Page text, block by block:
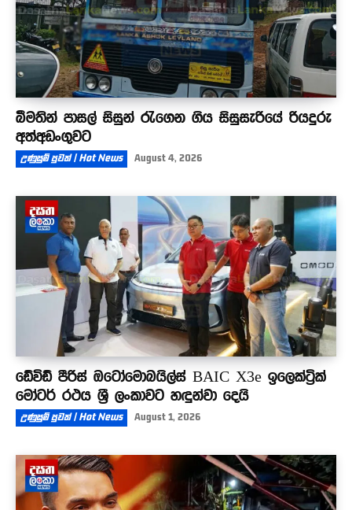
බීමතින් පාසල් සිසුන් රැගෙන ගිය සිසුසැරියේ රියදුරු
අත්අඩංගුවට
උණුසුම් පුවත් | Hot News August 4, 2026
ඩේවිඩ් පීරිස් ඔටෝමොබයිල්ස් BAIC X3e ඉලෙක්ට්‍රික්
මෝටර් රථය ශ්‍රී ලංකාවට හඳුන්වා දෙයි
උණුසුම් පුවත් | Hot News August 1, 2026